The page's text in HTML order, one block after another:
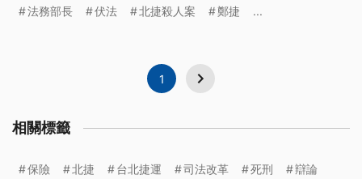
月22號才剛死刑定讞就快速伏法，法務部強調，是因
擇、做出這樣的決定。
法務部長 伏法 北捷殺人案 鄭捷 ...
1
相關標籤
保險 北捷 台北捷運 司法改革 死刑
辯論